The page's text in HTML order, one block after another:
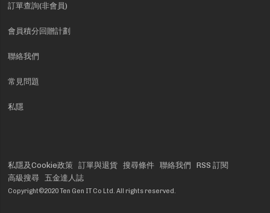
訂單查詢(非會員)
會員積分回贈計劃
聯絡我們
常見問題
私隱
私隱及Cookie政策 訂單與退貨 搜尋條件 聯絡我們
RSS 訂閱
高級搜尋
五金達人誌
Copyright©2020 Ten Gen IT Co Ltd. All rights reserved.